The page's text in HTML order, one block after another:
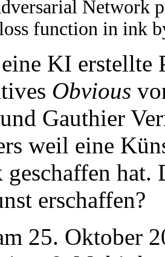
Network
function in ink
KI erstellte
Obvious
und Gauthier
weil eine
hat.
erschaffen?
25. Oktober